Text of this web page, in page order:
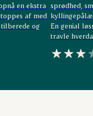
en ekstra
af med
og
sprødhed,
En genial
travle